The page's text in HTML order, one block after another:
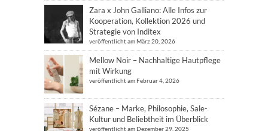
Zara x John Galliano: Alle Infos zur
Kooperation, Kollektion 2026 und
Strategie von Inditex
veröffentlicht am März 20, 2026
Mellow Noir – Nachhaltige Hautpflege
mit Wirkung
veröffentlicht am Februar 4, 2026
Sézane – Marke, Philosophie, Sale-
Kultur und Beliebtheit im Überblick
veröffentlicht am Dezember 29, 2025